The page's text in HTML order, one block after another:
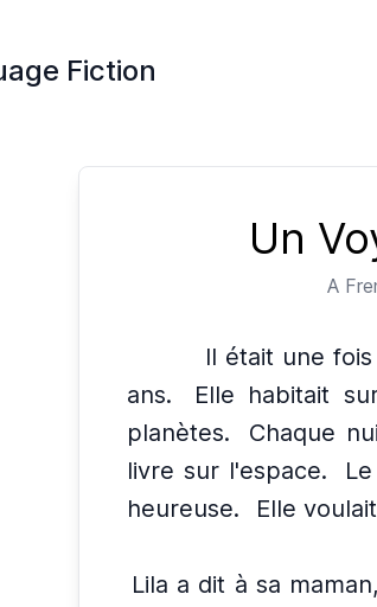
Fiction
Un
A
Il était une
ans.
Elle habitait
planètes.
Chaque
livre sur l'espace.
heureuse.
Elle
Lila a dit à sa